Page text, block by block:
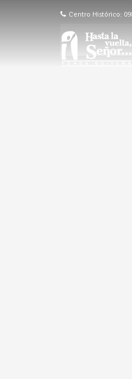
Centro Histórico: